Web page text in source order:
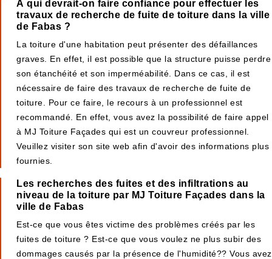
À qui devrait-on faire confiance pour effectuer les
travaux de recherche de fuite de toiture dans la ville
de Fabas ?
La toiture d'une habitation peut présenter des défaillances
graves. En effet, il est possible que la structure puisse perdre
son étanchéité et son imperméabilité. Dans ce cas, il est
nécessaire de faire des travaux de recherche de fuite de
toiture. Pour ce faire, le recours à un professionnel est
recommandé. En effet, vous avez la possibilité de faire appel
à MJ Toiture Façades qui est un couvreur professionnel.
Veuillez visiter son site web afin d'avoir des informations plus
fournies.
Les recherches des fuites et des infiltrations au
niveau de la toiture par MJ Toiture Façades dans la
ville de Fabas
Est-ce que vous êtes victime des problèmes créés par les
fuites de toiture ? Est-ce que vous voulez ne plus subir des
dommages causés par la présence de l'humidité?? Vous avez